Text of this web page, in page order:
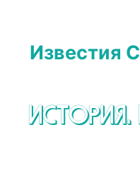
Известия